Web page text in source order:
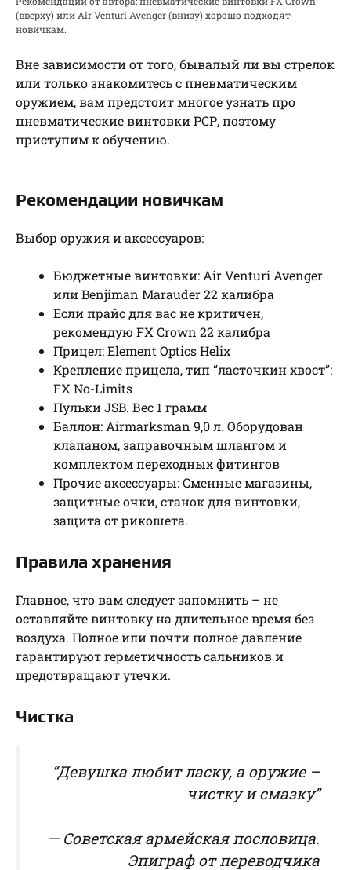
(вверху) или Air Venturi Avenger (внизу) хорошо подходят
новичкам.
Вне зависимости от того, бывалый ли вы стрелок
или только знакомитесь с пневматическим
оружием, вам предстоит многое узнать про
пневматические винтовки РСР, поэтому
приступим к обучению.
Рекомендации новичкам
Выбор оружия и аксессуаров:
Бюджетные винтовки: Air Venturi Avenger
или Benjiman Marauder 22 калибра
Если прайс для вас не критичен,
рекомендую FX Crown 22 калибра
Прицел: Element Optics Helix
Крепление прицела, тип “ласточкин хвост”:
FX No-Limits
Пульки JSB. Вес 1 грамм
Баллон: Airmarksman 9,0 л. Оборудован
клапаном, заправочным шлангом и
комплектом переходных фитингов
Прочие аксессуары: Сменные магазины,
защитные очки, станок для винтовки,
защита от рикошета.
Правила хранения
Главное, что вам следует запомнить – не
оставляйте винтовку на длительное время без
воздуха. Полное или почти полное давление
гарантируют герметичность сальников и
предотвращают утечки.
Чистка
“Девушка любит ласку, а оружие –
чистку и смазку”
— Советская армейская пословица.
Эпиграф от переводчика